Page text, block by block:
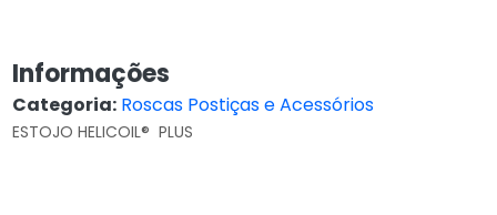
Informações
Categoria: Roscas Postiças e Acessórios
ESTOJO HELICOIL® PLUS